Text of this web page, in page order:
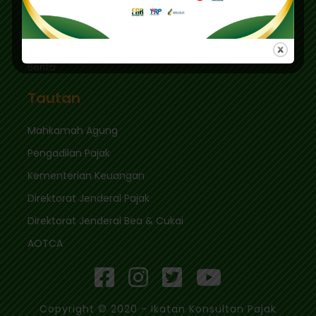
Tautan Cepat
Berita
Tautan
Mahkamah Agung
Pengadilan Pajak
Kementerian Keuangan
Direktorat Jenderal Pajak
Direktorat Jenderal Bea & Cukai
AOTCA
Copyright © 2020 - Ikatan Konsultan Pajak